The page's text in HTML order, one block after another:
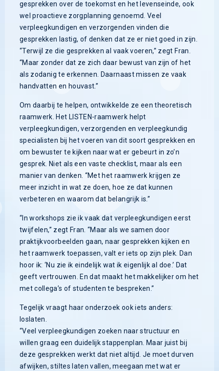
gesprekken over de toekomst en het levenseinde, ook
wel proactieve zorgplanning genoemd. Veel
verpleegkundigen en verzorgenden vinden die
gesprekken lastig, of denken dat ze er niet goed in zijn.
“Terwijl ze die gesprekken al vaak voeren,” zegt Fran.
“Maar zonder dat ze zich daar bewust van zijn of het
als zodanig te erkennen. Daarnaast missen ze vaak
handvatten en houvast.”
Om daarbij te helpen, ontwikkelde ze een theoretisch
raamwerk. Het LISTEN-raamwerk helpt
verpleegkundigen, verzorgenden en verpleegkundig
specialisten bij het voeren van dit soort gesprekken en
om bewuster te kijken naar wat er gebeurt in zo’n
gesprek. Niet als een vaste checklist, maar als een
manier van denken. “Met het raamwerk krijgen ze
meer inzicht in wat ze doen, hoe ze dat kunnen
verbeteren en waarom dat belangrijk is.”
“In workshops zie ik vaak dat verpleegkundigen eerst
twijfelen,” zegt Fran. “Maar als we samen door
praktijkvoorbeelden gaan, naar gesprekken kijken en
het raamwerk toepassen, valt er iets op zijn plek. Dan
hoor ik: ‘Nu zie ik eindelijk wat ik eigenlijk al doe.’ Dat
geeft vertrouwen. En dat maakt het makkelijker om het
met collega’s of studenten te bespreken.”
Tegelijk vraagt haar onderzoek ook iets anders:
loslaten.
“Veel verpleegkundigen zoeken naar structuur en
willen graag een duidelijk stappenplan. Maar juist bij
deze gesprekken werkt dat niet altijd. Je moet durven
afwijken, stiltes laten vallen, meegaan met wat er